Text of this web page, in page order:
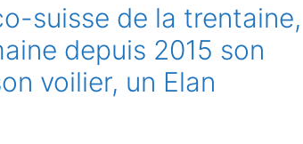
suisse de la trentaine,
depuis 2015 son
voilier, un Elan